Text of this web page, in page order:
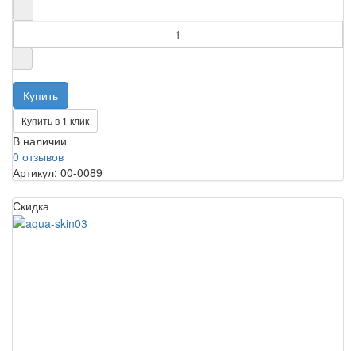
Купить в 1 клик
В наличии
0 отзывов
Артикул: 00-0089
Скидка